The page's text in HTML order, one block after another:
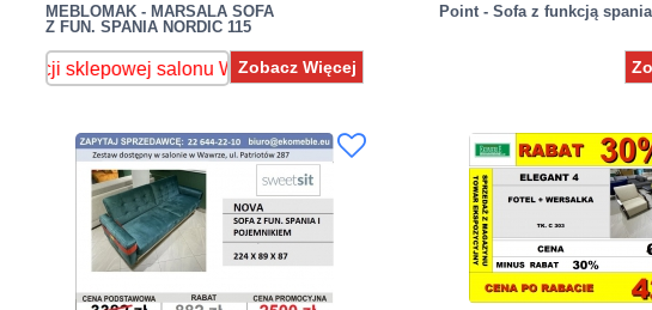
MEBLOMAK - MARSALA SOFA
Z FUN. SPANIA NORDIC 115
salonu Warszawa Wawer,ul.Patriotów 287 , sprawdź dostępność :
Zobacz Więcej
Point - Sofa z funkcją spania